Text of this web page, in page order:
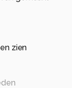
zien